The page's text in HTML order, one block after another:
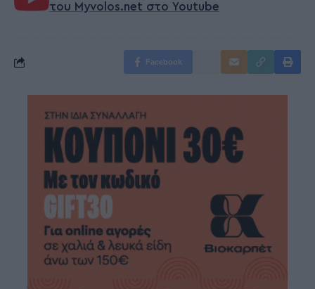
του Myvolos.net στο Youtube
Facebook